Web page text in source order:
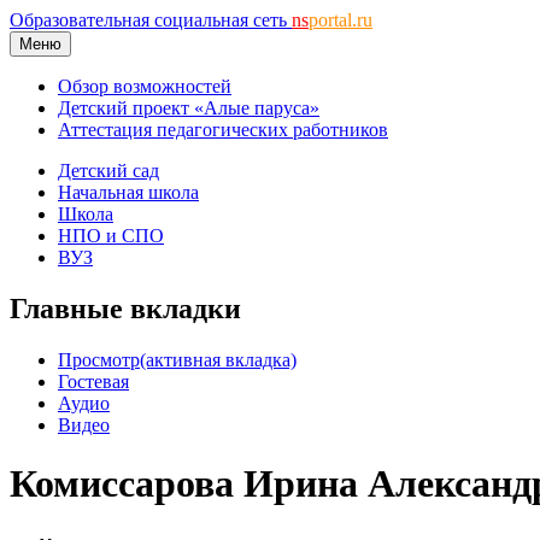
Образовательная социальная сеть nsportal.ru
Меню
Обзор возможностей
Детский проект «Алые паруса»
Аттестация педагогических работников
Детский сад
Начальная школа
Школа
НПО и СПО
ВУЗ
Главные вкладки
Просмотр(активная вкладка)
Гостевая
Аудио
Видео
Комиссарова Ирина